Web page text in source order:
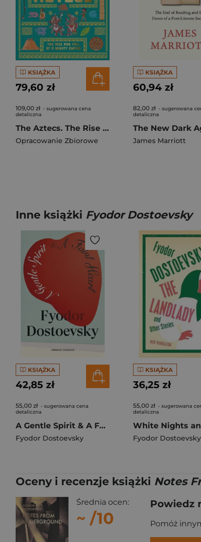
KSIĄŻKA
79,60 zł
109,00 zł - sugerowana cena
detaliczna
The Aztecs. The Rise and Fall of a Mighty Empire
Opracowanie Zbiorowe
KSIĄŻKA
60,94 zł
82,00 zł - sugerowana
detaliczna
The New Dark
James Marriott
Inne książki Fyodor Dostoevsky
KSIĄŻKA
42,85 zł
55,00 zł - sugerowana cena
detaliczna
A Gentle Spirit & A Faint Heart
Fyodor Dostoevsky
KSIĄŻKA
36,25 zł
55,00 zł - sugerowana
detaliczna
Fyodor Dostoevsky
Oceny i recenzje książki Notes
Średnia ocen:
~ /10
Powiedz
Pomóż